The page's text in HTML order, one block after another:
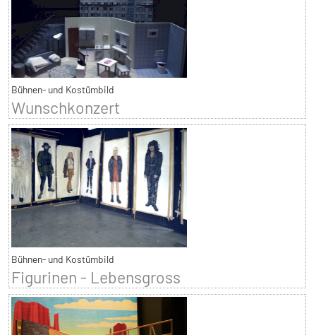
Bühnen- und Kostümbild
Wunschkonzert
Bühnen- und Kostümbild
Figurinen - Lebensgross